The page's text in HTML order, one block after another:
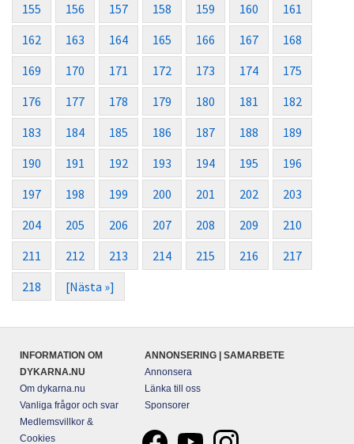
155
156 157 158 159 160
161
162
163 164 165 166 167
168
169
170 171 172 173 174
175
176
177 178 179 180 181
182
183
184 185 186 187 188
189
190
191 192 193 194 195
196
197
198 199 200 201 202
203
204
205 206 207 208 209
210
211
212 213 214 215 216
217
218
[Nästa »]
INFORMATION OM
DYKARNA.NU
Om dykarna.nu
Vanliga frågor och svar
Medlemsvillkor &
Cookies
ANNONSERING | SAMARBETE
Annonsera
Länka till oss
Sponsorer